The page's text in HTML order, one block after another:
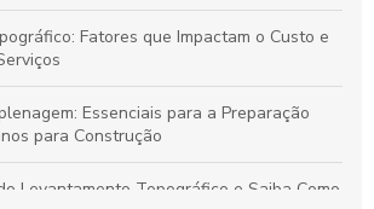
Fatores que Impactam o Custo e
Essenciais para a Preparação
para Construção
Levantamento Topográfico e Saiba Como